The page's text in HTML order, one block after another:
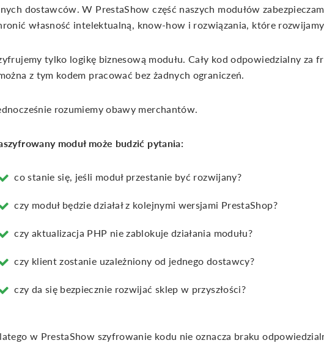
dostawców. W PrestaShow część naszych modułów
własność intelektualną, know-how i rozwiązania, które
tylko logikę biznesową modułu. Cały kod odpowiedzialny za
z tym kodem pracować bez żadnych ograniczeń.
rozumiemy obawy merchantów.
moduł może budzić pytania:
co stanie się, jeśli moduł przestanie być rozwijany?
czy moduł będzie działał z kolejnymi wersjami PrestaShop?
czy aktualizacja PHP nie zablokuje działania modułu?
czy klient zostanie uzależniony od jednego dostawcy?
czy da się bezpiecznie rozwijać sklep w przyszłości?
w PrestaShow szyfrowanie kodu nie oznacza braku